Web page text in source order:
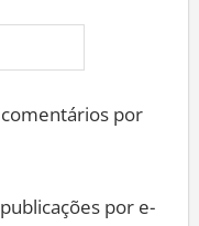
por
por e-